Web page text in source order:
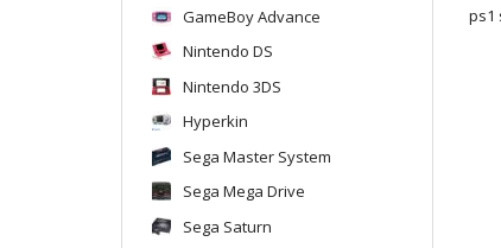
GameBoy Advance
Nintendo DS
Nintendo 3DS
Hyperkin
Sega Master System
Sega Mega Drive
Sega Saturn
ps1